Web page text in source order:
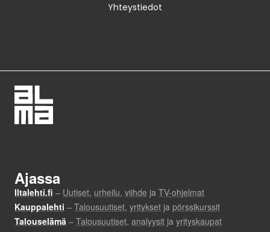
Yhteystiedot